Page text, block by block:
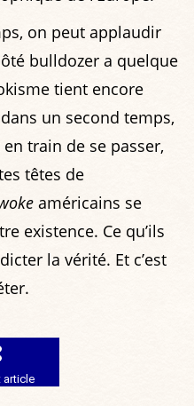
on peut applaudir
bulldozer a quelque
tient encore
un second temps,
train de se passer,
têtes de
américains se
existence. Ce qu’ils
la vérité. Et c’est
article